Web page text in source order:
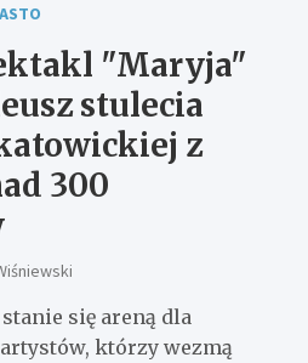
"Maryja"
stulecia
z
300
się areną dla
którzy wezmą